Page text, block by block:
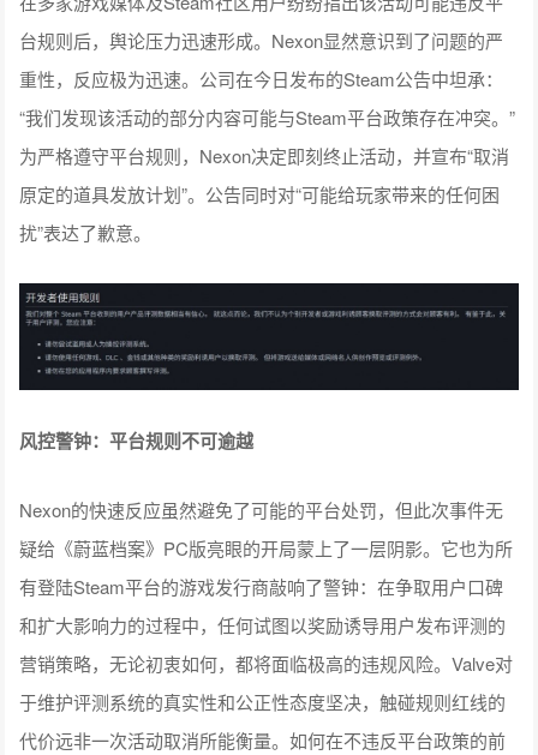
台规则后，舆论压力迅速形成。Nexon显然意识到了问题的严
重性，反应极为迅速。公司在今日发布的Steam公告中坦承：
“我们发现该活动的部分内容可能与Steam平台政策存在冲突。”
为严格遵守平台规则，Nexon决定即刻终止活动，并宣布“取消
原定的道具发放计划”。公告同时对“可能给玩家带来的任何困
扰”表达了歉意。
风控警钟：平台规则不可逾越
Nexon的快速反应虽然避免了可能的平台处罚，但此次事件无
疑给《蔚蓝档案》PC版亮眼的开局蒙上了一层阴影。它也为所
有登陆Steam平台的游戏发行商敲响了警钟：在争取用户口碑
和扩大影响力的过程中，任何试图以奖励诱导用户发布评测的
营销策略，无论初衷如何，都将面临极高的违规风险。Valve对
于维护评测系统的真实性和公正性态度坚决，触碰规则红线的
代价远非一次活动取消所能衡量。如何在不违反平台政策的前